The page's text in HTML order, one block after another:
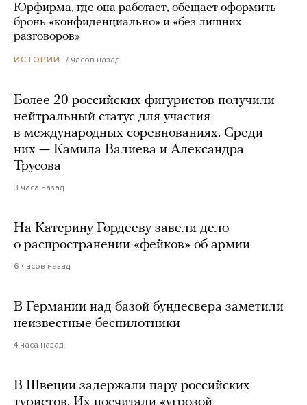
Юрфирма, где она работает, обещает оформить
бронь «конфиденциально» и «без лишних
разговоров»
ИСТОРИИ 7 часов назад
Более 20 российских фигуристов получили
нейтральный статус для участия
в международных соревнованиях. Среди
них — Камила Валиева и Александра
Трусова
3 часа назад
На Катерину Гордееву завели дело
о распространении «фейков» об армии
6 часов назад
В Германии над базой бундесвера заметили
неизвестные беспилотники
4 часа назад
В Швеции задержали пару российских
туристов. Их посчитали «угрозой